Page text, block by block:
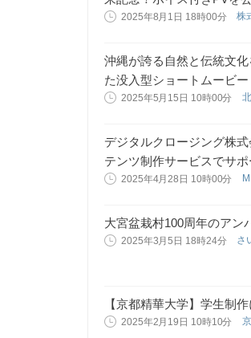
2025年8月1日 18時00分 株
沖縄が誇る自然と伝統文
た没入型ショートムービー
2025年5月15日 10時00分
デジタルクロージング株
テンツ制作サービスでサポ
2025年4月28日 10時00分
大宮盆栽村100周年のアン
2025年3月5日 18時24分 さ
【京都精華大学】学生制
2025年2月19日 10時10分